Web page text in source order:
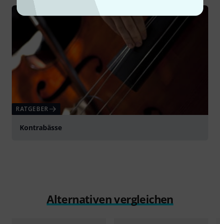
RATGEBER
Kontrabässe
Alternativen vergleichen